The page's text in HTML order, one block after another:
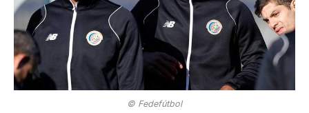
© Fedefútbol